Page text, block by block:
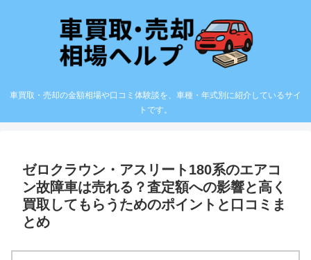
車買取・売却の金額相場や口コミ体験談を、車種・年式別に紹介しているサイ
トです。
ゼロクラウン・アスリート180系のエアコ
ン故障車は売れる？査定額への影響と高く
買取してもらうためのポイントと口コミま
とめ